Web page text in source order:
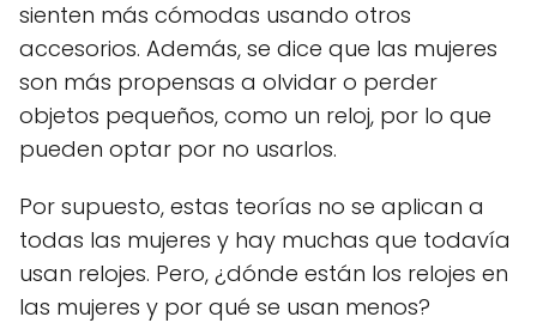
sienten más cómodas usando otros
accesorios. Además, se dice que las mujeres
son más propensas a olvidar o perder
objetos pequeños, como un reloj, por lo que
pueden optar por no usarlos.
Por supuesto, estas teorías no se aplican a
todas las mujeres y hay muchas que todavía
usan relojes. Pero, ¿dónde están los relojes en
las mujeres y por qué se usan menos?